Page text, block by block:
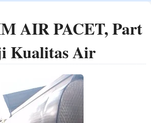
AIR PACET, Part
Kualitas Air